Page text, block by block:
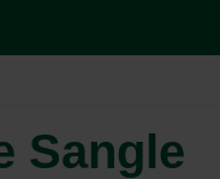
Sangle